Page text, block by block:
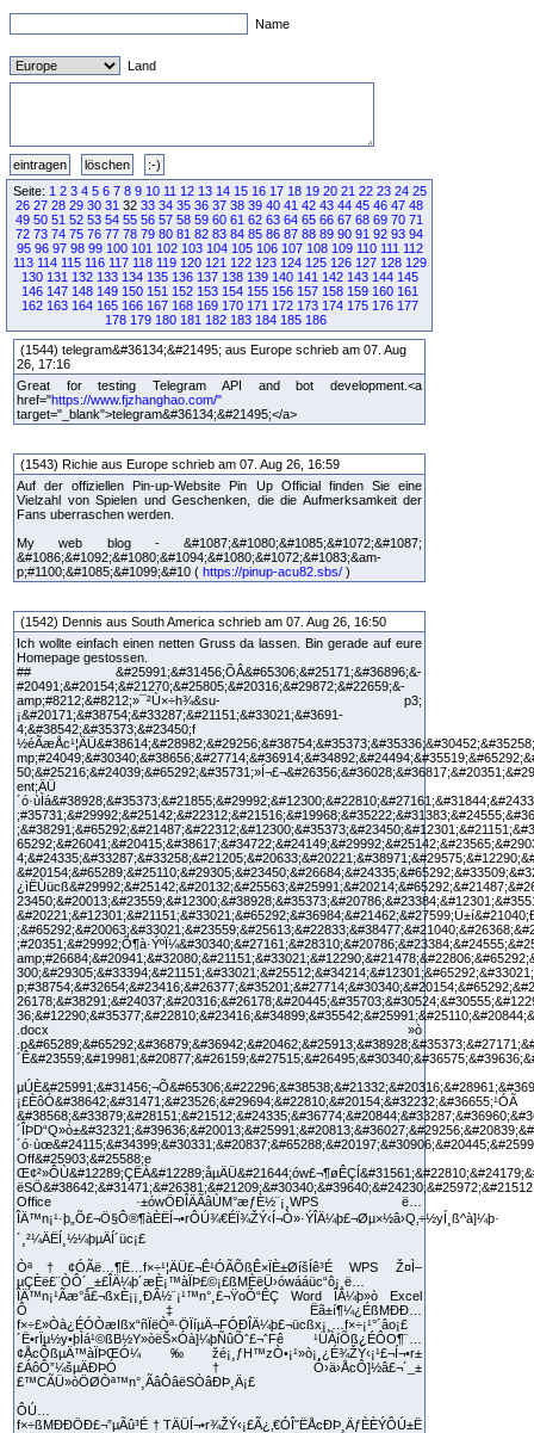
Name
Land
Seite: 1 2 3 4 5 6 7 8 9 10 11 12 13 14 15 16 17 18 19 20 21 22 23 24 25
26 27 28 29 30 31 32 33 34 35 36 37 38 39 40 41 42 43 44 45 46 47 48
49 50 51 52 53 54 55 56 57 58 59 60 61 62 63 64 65 66 67 68 69 70 71
72 73 74 75 76 77 78 79 80 81 82 83 84 85 86 87 88 89 90 91 92 93 94
95 96 97 98 99 100 101 102 103 104 105 106 107 108 109 110 111 112
113 114 115 116 117 118 119 120 121 122 123 124 125 126 127 128 129
130 131 132 133 134 135 136 137 138 139 140 141 142 143 144 145
146 147 148 149 150 151 152 153 154 155 156 157 158 159 160 161
162 163 164 165 166 167 168 169 170 171 172 173 174 175 176 177
178 179 180 181 182 183 184 185 186
(1544) telegram&#36134;&#21495; aus Europe schrieb am 07. Aug
26, 17:16
Great for testing Telegram API and bot development.<a
href="https://www.fjzhanghao.com/"
target="_blank">telegram&#36134;&#21495;</a>
(1543) Richie aus Europe schrieb am 07. Aug 26, 16:59
Auf der offiziellen Pin-up-Website Pin Up Official finden Sie eine
Vielzahl von Spielen und Geschenken, die die Aufmerksamkeit der
Fans uberraschen werden.
My web blog - &#1087;&#1080;&#1085;&#1072;&#1087;
&#1086;&#1092;&#1080;&#1094;&#1080;&#1072;&#1083;&am-
p;#1100;&#1085;&#1099;&#10 ( https://pinup-acu82.sbs/ )
(1542) Dennis aus South America schrieb am 07. Aug 26, 16:50
Ich wollte einfach einen netten Gruss da lassen. Bin gerade auf eure
Homepage gestossen.
## &#25991;&#31456;ÕÂ&#65306;&#25171;&#36896;&-
#20491;&#20154;&#21270;&#25805;&#20316;&#29872;&#22659;&-
amp;#8212;&#8212;»¯²Ù×÷­h¾&su- p3;
¡&#20171;&#38754;&#33287;&#21151;&#33021;&#3691-
4;&#38542;&#35373;&#23450;f
ent;ÄÜ
.docx »ò
¡£ÈôÓ&#38642;&#31471;&#23526;&#29694;&#22810;&#20154;&#32232;&#36655;¹ÓÃ
Off&#25903;&#25588;e
Office ·±ówÖÐÎÄÃâÙM°æƒÈ½¨¡¸WPS ë…
ÎÄ™n¡¹·þ„Õ£¬Ö§Ô®¶àÈËÍ¬•rÔÚ¾€ÉÏ¾ŽÝ‹Í¬Ò»·ÝÎÄ¼þ£¬Øµ×½â›Q‚÷½yÍ¸ß^à]¼þ·
´¸²¼ÄËÍ¸½¼þµÄÍ´üc¡£
Òª†¢ÓÃë…¶Ë…f×÷¹¦ÄÜ£¬Ê¹ÓÃÕßÊ×ÏÈ±ØíšÍê³É WPS Ž¤Ì–
µÇÈë£¨ÒÔ´_±£ÎÄ¼þ´æÈ¡™àÏÞ£©¡£ßMÈëÜ›ówááüc“ô¡¸ë…
ÎÄ™n¡¹Ãæ°å£¬ßxÈ¡¡¸ÐÂ½¨¡¹™n°¸£¬ŸoÕ“ÊÇ Word ÎÄ¼þ»ò Excel
Ô‡Ëã±í¶¼¿ÉßMÐÐ…
f×÷£»Òà¿ÉÓÒæIßx“ñÏëÒª·ÖÏíµÄ¬FÓÐÎÄ¼þ£¬ücßx¡¸…f×÷¡¹°´âo¡£
´Ë•rÏµ½y•þÌá¹©ßB½Y»òëŠ×Óà]¼þÑûÕˆ£¬ˆFê ¹ÜÀíÕß¿ÉÔO¶¨…
¢ÅcÕßµÄ™àÏÞŒÓ¼‰žé¡¸ƒH™zÒ•¡¹»ò¡¸¿É¾ŽÝ‹¡¹£¬Í¬•r±
£ÁôÔ”¼šµÄÐÞÓ†Ó›ä›ÅcÔ]½â£¬´_±
£™CÃÜ»òÖØÒª™n°¸ÃâÔâëSÒâÐÞ¸Ä¡£
ÔÚ…
f×÷ßMÐÐÖÐ£¬”µÃû³É†TÄÜÍ¬•r¾ŽÝ‹¡£Ã¿‚€ÓÎ˜ËÅcÐÞ¸ÄƒÈÈÝÔÚ±Ë